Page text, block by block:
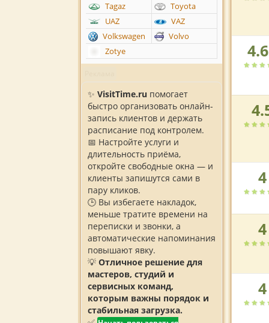
версии
4
4
4
Tagaz
Toyota
UAZ
VAZ
Volkswagen
Volvo
Zotye
✨ VisitTime.ru помогает
быстро организовать онлайн-
запись клиентов и держать
расписание под контролем.
📅 Настройте услуги и
длительность приёма,
откройте свободные окна — и
клиенты запишутся сами в
пару кликов.
🕒 Вы избегаете накладок,
меньше тратите времени на
переписки и звонки, а
автоматические напоминания
повышают явку.
💡 Отличное решение для
мастеров, студий и
сервисных команд,
которым важны порядок и
стабильная загрузка.